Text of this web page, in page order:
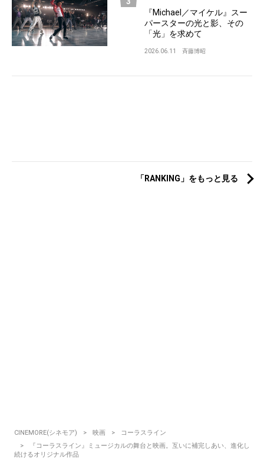
『Michael／マイケル』スー
パースターの光と影、その
「光」を求めて
2026.06.11 斉藤博昭
「RANKING」をもっと見る
CINEMORE(シネモア) 映画
コーラスライン
『コーラスライン』ミュージカルの舞台と映画。互いに補完しあい、進化し
続けるオリジナル作品